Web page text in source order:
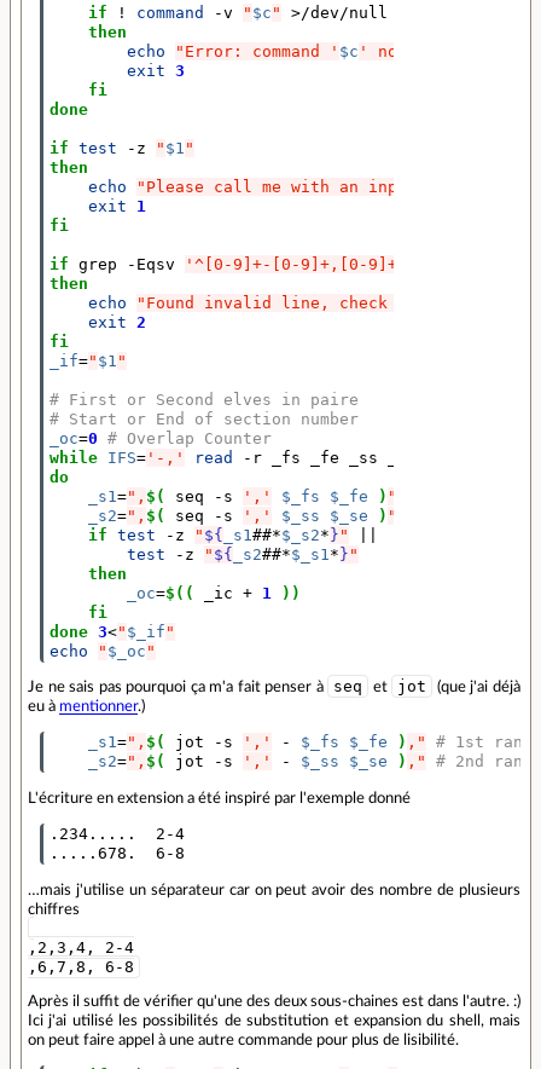
if ! command -v " $c "
>/dev/null
then
echo
"Error: command ' $c ' not found"
exit 3
fi
done
if test -z " $1 "
then
echo
"Please call me with an input file..."
exit
1
fi
if grep -Eqsv '^[0-9]+-[0-9]+,[0-9]+-[0-9]+$'
then
echo
"Found invalid line, check the file!"
exit
2
fi
_if=" $1 "
# First or Second elves in paire
# Start or End of section number
_oc=0 # Overlap Counter
while IFS= '-,' read -r _fs _fe _ss _se <
do
_s1 =", $( seq -s ',' $_fs $_fe ) "
_s2=", $( seq -s ',' $_ss $_se ) "
if test -z " ${ _s1 ##*$_s2*} "
test -z " ${ _s2##*$_s1 *} "
then
_oc=$(( _ic + 1
))
fi
done 3<" $_if "
echo
" $_oc "
Je ne sais pas pourquoi ça m'a fait penser à seq et jot
(que j'ai déjà
eu à mentionner.)
_s1=", $( jot -s ',' - $_fs $_fe ) ,"
# 1st
_s2=", $( jot -s ',' - $_ss $_se ) ," # 2nd
L'écriture en extension a été inspiré par l'exemple donné
.234.....  2-4
.....678.  6-8
…mais j'utilise un séparateur car on peut avoir des nombre de plusieurs
chiffres
,2,3,4, 2-4
,6,7,8, 6-8
Après il suffit de vérifier qu'une des deux sous-chaines est dans l'autre. :)
Ici j'ai utilisé les possibilités de substitution et expansion du shell, mais
on peut faire appel à une autre commande pour plus de lisibilité.